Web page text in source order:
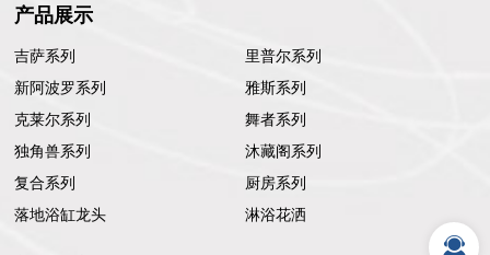
产品展示
吉萨系列
里普尔系列
新阿波罗系列
雅斯系列
克莱尔系列
舞者系列
独角兽系列
沐藏阁系列
复合系列
厨房系列
落地浴缸龙头
淋浴花洒